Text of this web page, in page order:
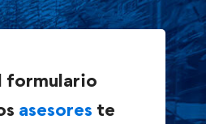
formulario
asesores te